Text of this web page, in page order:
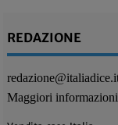
REDAZIONE
Maggiori